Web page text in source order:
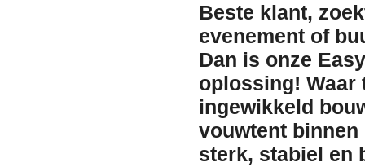
Beste klant,
evenement of
Dan is onze
oplossing! Waar
ingewikkeld
vouwtent binnen
sterk, stabiel en